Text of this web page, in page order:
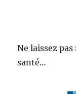
Ne laissez
santé…